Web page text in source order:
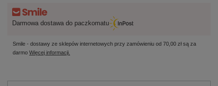
Darmowa dostawa do paczkomatu
Smile - dostawy ze sklepów internetowych przy zamówieniu od 70,00 złsą za
darmo Więcej informacji.